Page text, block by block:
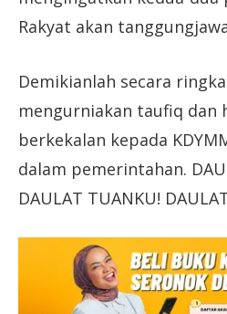
Rakyat akan
Demikianlah secara
mengurniakan taufiq dan
berkekalan kepada
dalam pemerintahan.
DAULAT TUANKU!